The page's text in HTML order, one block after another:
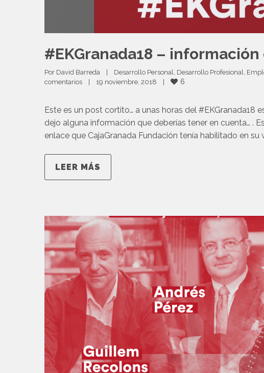
#EKGranada18 –
Por David Barreda Desarrollo Personal, Desarrollo Profesional,
comentarios
19 noviembre, 2018 6
Este es un post cortito… a unas horas del #EKGranada18
dejo alguna información que deberías tener en cuenta… .
enlace que CajaGranada Fundación tenía habilitado en
LEER MÁS